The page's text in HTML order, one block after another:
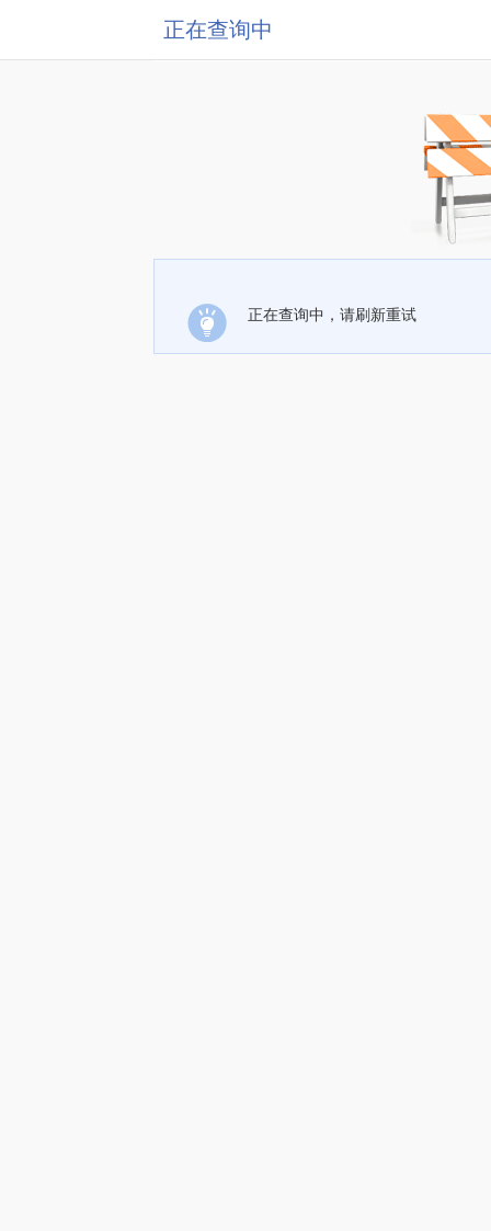
正在查询中
正在查询中，请刷新重试